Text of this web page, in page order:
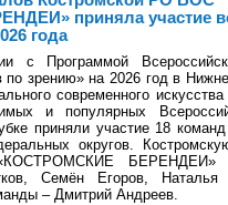
приняла участие
года
с Программой
по зрению» на 2026 год в
современного
и популярных
приняли участие 18
округов.
«КОСТРОМСКИЕ
Семён Егоров, Наталья
– Дмитрий Андреев.